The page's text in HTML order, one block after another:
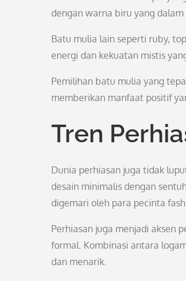
dengan warna biru yang
Batu mulia lain seperti ruby,
energi dan kekuatan mistis
Pemilihan batu mulia yang
memberikan manfaat positif
Tren
Dunia perhiasan juga tidak
desain minimalis dengan
digemari oleh para pecinta
Perhiasan juga menjadi aksen
formal. Kombinasi antara
dan menarik.